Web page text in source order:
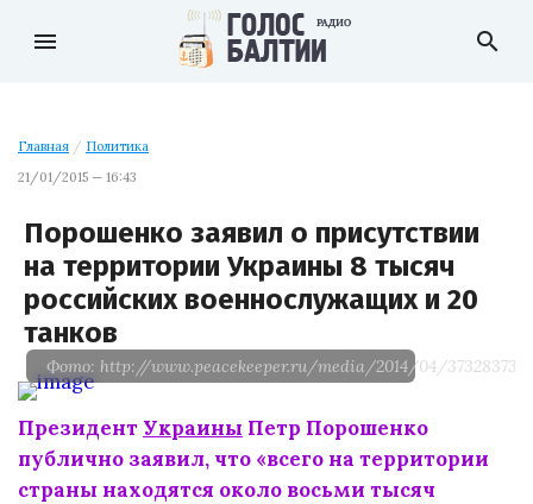
menu search
Главная / Политика
21/01/2015 — 16:43
Порошенко заявил о присутствии
на территории Украины 8 тысяч
российских военнослужащих и 20
танков
Фото: http://www.peacekeeper.ru/media/2014/04/
Президент Украины Петр Порошенко
публично заявил, что «всего на территории
страны находятся около восьми тысяч